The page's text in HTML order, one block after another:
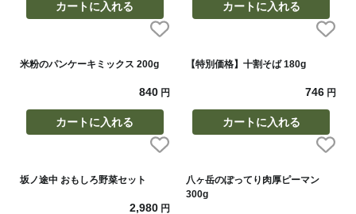
カートに入れる カートに入れる
米粉のパンケーキミックス 200g
840円
カートに入れる
【特別価格】十割そば 180g
746 円
カートに入れる
坂ノ途中 おもしろ野菜セット
2,980円
八ヶ岳のぽってり肉厚ピーマン
300g